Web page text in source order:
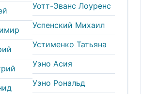
Уотт-Эванс Лоуренс
Успенский Михаил
Устименко Татьяна
Уэно Асия
Уэно Рональд